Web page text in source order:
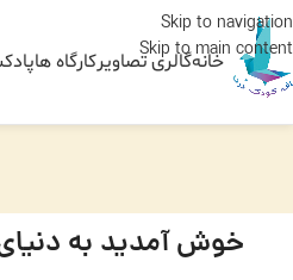
Skip to navigation
Skip to main content
خانهگالری تصاویرکارگاه ها
خوش آمدید به